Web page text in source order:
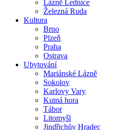
Lázně Lednice
Železná Ruda
Kultura
Brno
Plzeň
Praha
Ostrava
Ubytování
Mariánské Lázně
Sokolov
Karlovy Vary
Kutná hora
Tábor
Litomyšl
Jindřichův Hradec